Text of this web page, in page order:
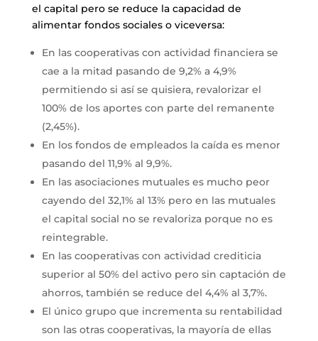
el capital pero se reduce la capacidad de
alimentar fondos sociales o viceversa:
En las cooperativas con actividad financiera se
cae a la mitad pasando de 9,2% a 4,9%
permitiendo si así se quisiera, revalorizar el
100% de los aportes con parte del remanente
(2,45%).
En los fondos de empleados la caída es menor
pasando del 11,9% al 9,9%.
En las asociaciones mutuales es mucho peor
cayendo del 32,1% al 13% pero en las mutuales
el capital social no se revaloriza porque no es
reintegrable.
En las cooperativas con actividad crediticia
superior al 50% del activo pero sin captación de
ahorros, también se reduce del 4,4% al 3,7%.
El único grupo que incrementa su rentabilidad
son las otras cooperativas, la mayoría de ellas